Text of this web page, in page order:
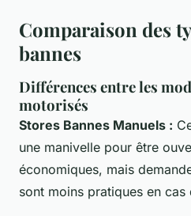
Comparaison des
bannes
Différences entre les
motorisés
Stores Bannes Manuels :
une manivelle pour être
économiques, mais
sont moins pratiques en